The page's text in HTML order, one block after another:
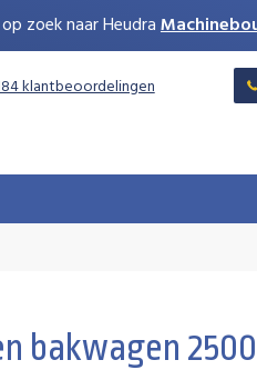
zoek naar Heudra
klantbeoordelingen
bakwagen